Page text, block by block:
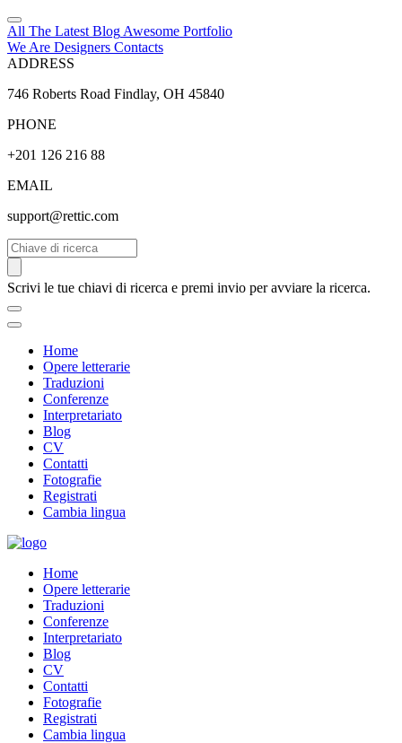
All The Latest Blog Awesome Portfolio
We Are Designers Contacts
ADDRESS
746 Roberts Road Findlay, OH 45840
PHONE
+201 126 216 88
EMAIL
support@rettic.com
Cerca
Scrivi le tue chiavi di ricerca e premi invio per avviare la ricerca.
Home
Opere letterarie
Traduzioni
Conferenze
Interpretariato
Blog
CV
Contatti
Fotografie
Registrati
Cambia lingua
Home
Opere letterarie
Traduzioni
Conferenze
Interpretariato
Blog
CV
Contatti
Fotografie
Registrati
Cambia lingua